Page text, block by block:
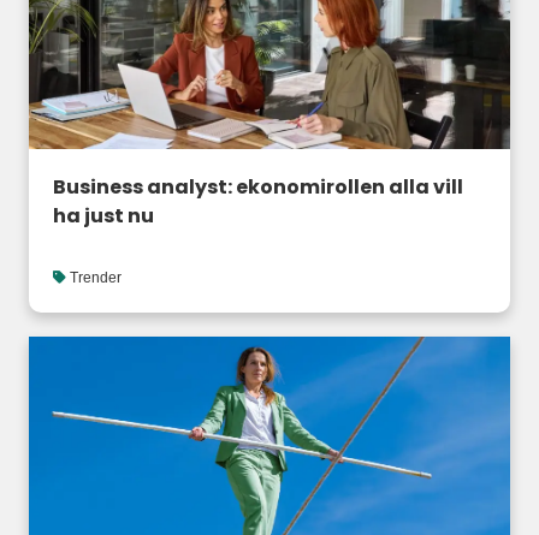
Business analyst: ekonomirollen alla vill
ha just nu
Trender